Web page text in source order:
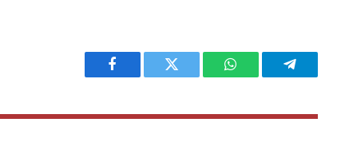
Facebook Twitter WhatsAppTelegram